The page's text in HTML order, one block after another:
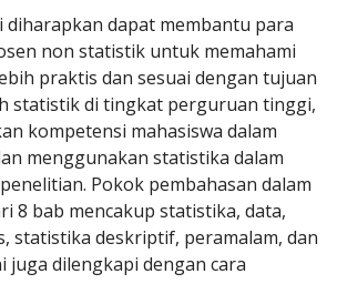
dapat membantu para
non statistik untuk memahami
praktis dan sesuai dengan tujuan
statistik di tingkat perguruan tinggi,
kompetensi mahasiswa dalam
menggunakan statistika dalam
Pokok pembahasan dalam
8 bab mencakup statistika, data,
statistika deskriptif, peramalam, dan
juga dilengkapi dengan cara